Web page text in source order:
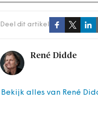
Deel dit artikel
René Didde
Bekijk alles van René